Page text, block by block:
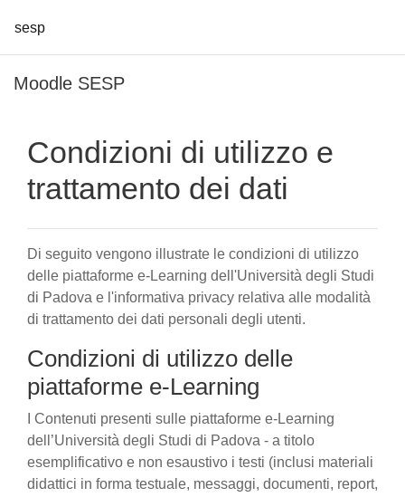
sesp
Moodle SESP
Condizioni di utilizzo e
trattamento dei dati
Di seguito vengono illustrate le condizioni di utilizzo
delle piattaforme e-Learning dell'Università degli Studi
di Padova e l'informativa privacy relativa alle modalità
di trattamento dei dati personali degli utenti.
Condizioni di utilizzo delle
piattaforme e-Learning
I Contenuti presenti sulle piattaforme e-Learning
dell’Università degli Studi di Padova - a titolo
esemplificativo e non esaustivo i testi (inclusi materiali
didattici in forma testuale, messaggi, documenti, report,